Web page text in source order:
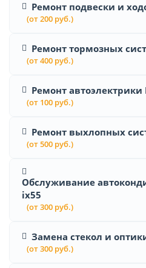
Ремонт подвески и
(от 200 руб.)
Ремонт тормозных
(от 400 руб.)
Ремонт
(от 100 руб.)
Ремонт выхлопных
(от 500 руб.)
Обслуживание
ix55
(от 300 руб.)
Замена стекол и
(от 300 руб.)